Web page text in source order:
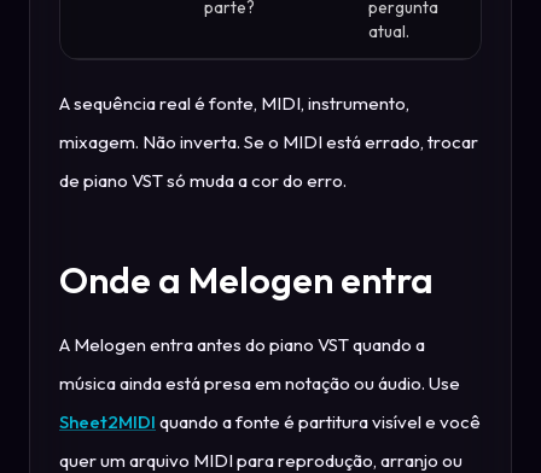
parte?
pergunta
atual.
A sequência real é fonte, MIDI, instrumento,
mixagem. Não inverta. Se o MIDI está errado, trocar
de piano VST só muda a cor do erro.
Onde a Melogen entra
A Melogen entra antes do piano VST quando a
música ainda está presa em notação ou áudio. Use
Sheet2MIDI quando a fonte é partitura visível e você
quer um arquivo MIDI para reprodução, arranjo ou